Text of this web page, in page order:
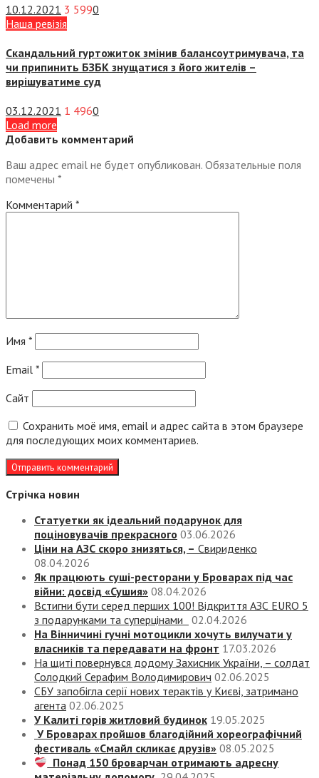
10.12.2021 3 5990
Наша ревізія
Скандальний гуртожиток змінив балансоутримувача, та
чи припинить БЗБК знущатися з його жителів –
вирішуватиме суд
03.12.2021 1 4960
Load more
Добавить комментарий
Ваш адрес email не будет опубликован. Обязательные поля
помечены *
Комментарий *
Имя *
Email *
Сайт
Сохранить моё имя, email и адрес сайта в этом браузере
для последующих моих комментариев.
Стрічка новин
Статуетки як ідеальний подарунок для
поціновувачів прекрасного 03.06.2026
Ціни на АЗС скоро знизяться, – Свириденко
08.04.2026
Як працюють суші-ресторани у Броварах під час
війни: досвід «Сушия» 08.04.2026
Встигни бути серед перших 100! Відкриття АЗС EURO 5
з подарунками та суперцінами
02.04.2026
На Вінничині гучні мотоцикли хочуть вилучати у
власників та передавати на фронт 17.03.2026
На щиті повернувся додому Захисник України, – солдат
Солодкий Серафим Володимирович 02.06.2025
СБУ запобігла серії нових терактів у Києві, затримано
агента 02.06.2025
У Калиті горів житловий будинок 19.05.2025
У Броварах пройшов благодійний хореографічний
фестиваль «Смайл скликає друзів» 08.05.2025
Понад 150 броварчан отримають адресну